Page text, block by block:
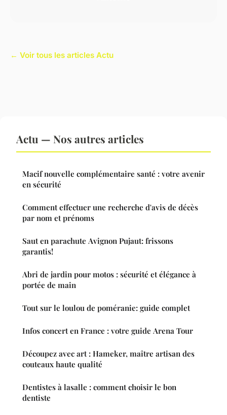
← Voir tous les articles Actu
Actu — Nos autres articles
Macif nouvelle complémentaire santé : votre avenir
en sécurité
Comment effectuer une recherche d'avis de décès
par nom et prénoms
Saut en parachute Avignon Pujaut: frissons
garantis!
Abri de jardin pour motos : sécurité et élégance à
portée de main
Tout sur le loulou de poméranie: guide complet
Infos concert en France : votre guide Arena Tour
Découpez avec art : Hameker, maître artisan des
couteaux haute qualité
Dentistes à lasalle : comment choisir le bon
dentiste